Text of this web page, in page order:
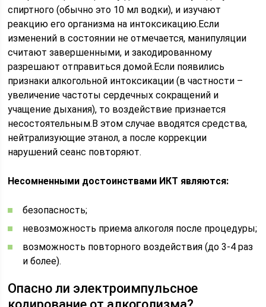
спиртного (обычно это 10 мл водки), и изучают
реакцию его организма на интоксикацию.Если
изменений в состоянии не отмечается, манипуляции
считают завершенными, и закодированному
разрешают отправиться домой.Если появились
признаки алкогольной интоксикации (в частности –
увеличение частоты сердечных сокращений и
учащение дыхания), то воздействие признается
несостоятельным.В этом случае вводятся средства,
нейтрализующие этанол, а после коррекции
нарушений сеанс повторяют.
Несомненными достоинствами ИКТ являются:
безопасность;
невозможность приема алкоголя после процедуры;
возможность повторного воздействия (до 3-4 раз
и более).
Опасно ли электроимпульсное